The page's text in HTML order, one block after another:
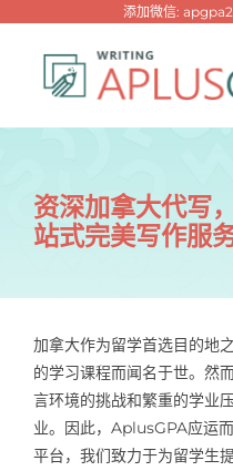
添加微信:
热门代写
网课专家
代写资讯 New！
资深加拿大代写
站式完美写作服
加拿大作为留学首选目的地
的学习课程而闻名于世。然
言环境的挑战和繁重的学业
业。因此，AplusGPA应运
平台，我们致力于为留学生